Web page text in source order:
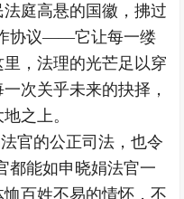
庭高悬的国徽，拂过
协议——它让每一缕
，法理的光芒足以穿
次关乎未来的抉择，
之上。
官的公正司法，也令
都能如申晓娟法官一
百姓不易的情怀，不